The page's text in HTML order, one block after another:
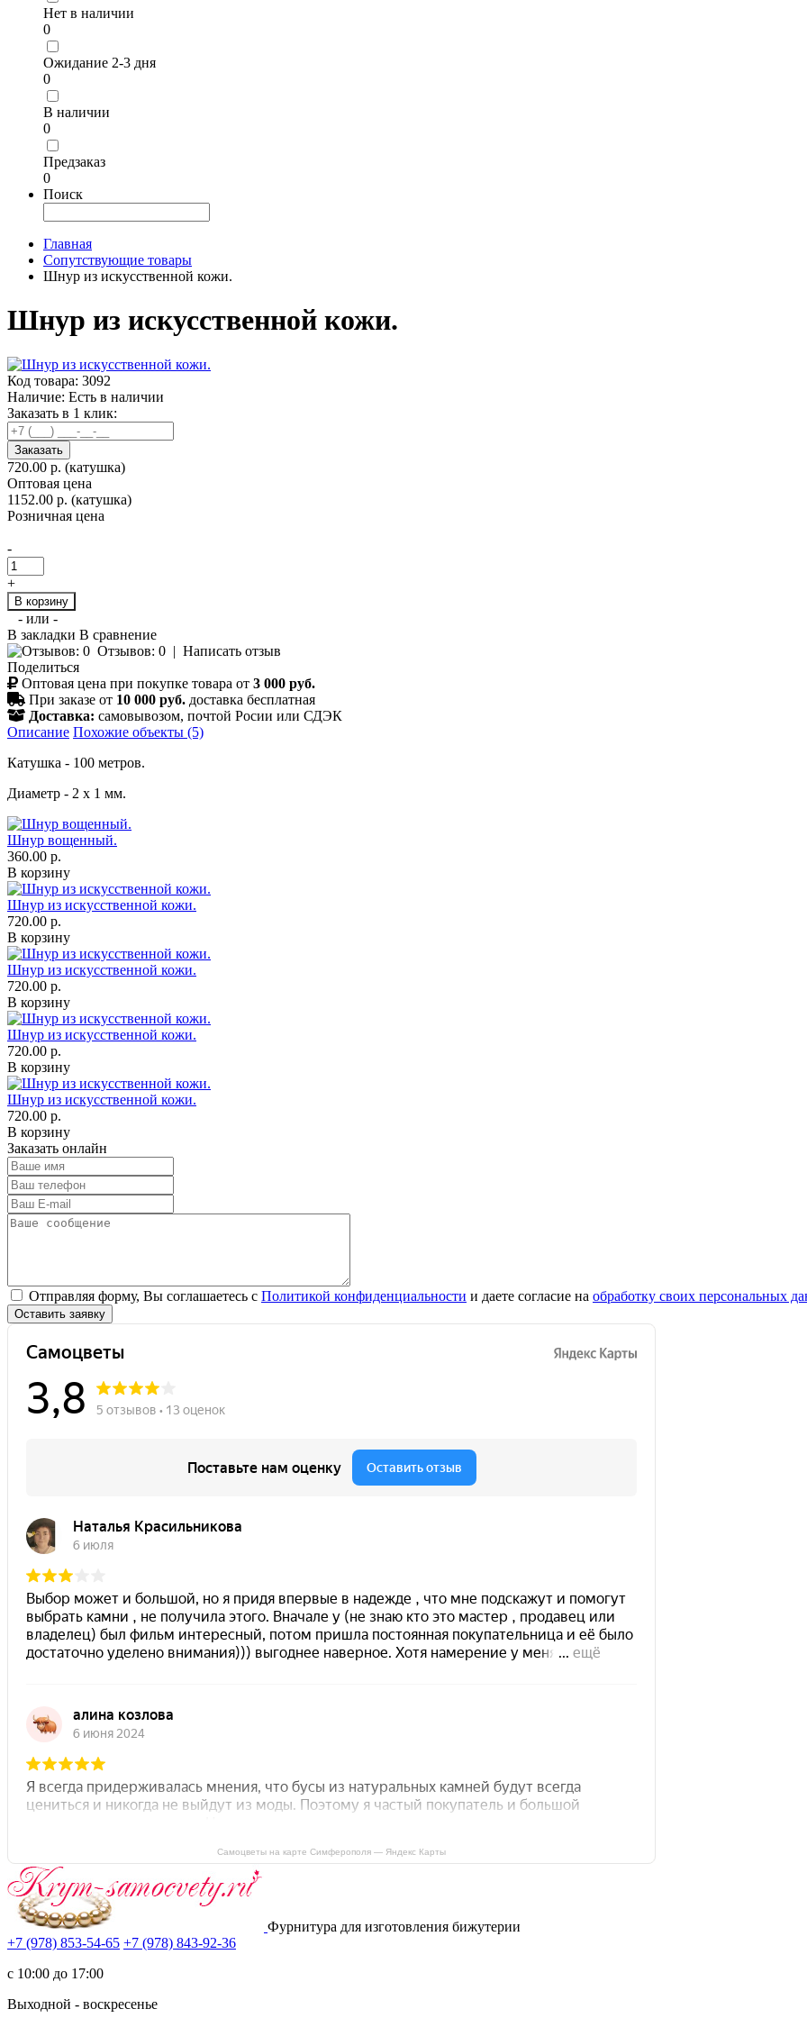
Нет в наличии
0
Ожидание 2-3 дня
0
В наличии
0
Предзаказ
0
Поиск
Главная
Сопутствующие товары
Шнур из искусственной кожи.
Шнур из искусственной кожи.
Код товара: 3092
Наличие: Есть в наличии
Заказать в 1 клик:
Заказать
720.00 р. (катушка)
Оптовая цена
1152.00 р. (катушка)
Розничная цена
-
+
В корзину
- или -
В закладки В сравнение
Отзывов: 0 | Написать отзыв
Поделиться
Оптовая цена при покупке товара от 3 000 руб.
При заказе от 10 000 руб. доставка бесплатная
Доставка: самовывозом, почтой Росии или СДЭК
Описание Похожие объекты (5)
Катушка - 100 метров.
Диаметр - 2 х 1 мм.
Шнур вощенный.
360.00 р.
В корзину
Шнур из искусственной кожи.
720.00 р.
В корзину
Шнур из искусственной кожи.
720.00 р.
В корзину
Шнур из искусственной кожи.
720.00 р.
В корзину
Шнур из искусственной кожи.
720.00 р.
В корзину
Заказать онлайн
Отправляя форму, Вы соглашаетесь с Политикой конфиденциальности и даете согласие на обработку своих персональных
Самоцветы на карте Симферополя — Яндекс Карты
Фурнитура для изготовления бижутерии
+7 (978) 853-54-65 +7 (978) 843-92-36
c 10:00 до 17:00
Выходной - воскресенье